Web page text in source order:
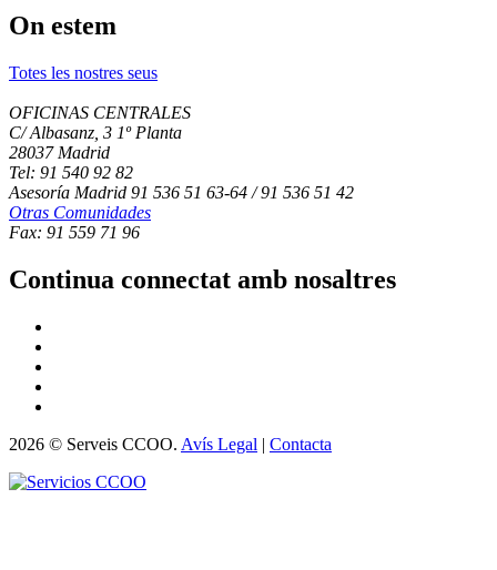
On estem
Totes les nostres seus
OFICINAS CENTRALES
C/ Albasanz, 3 1º Planta
28037 Madrid
Tel: 91 540 92 82
Asesoría Madrid 91 536 51 63-64 / 91 536 51 42
Otras Comunidades
Fax: 91 559 71 96
Continua connectat amb nosaltres
2026 © Serveis CCOO. Avís Legal | Contacta